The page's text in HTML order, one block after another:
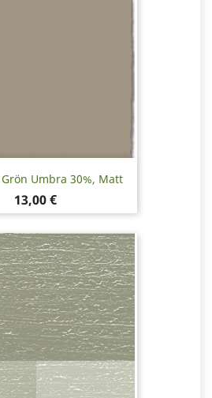
Umbra 30%, Matt
Pris
13,00 €